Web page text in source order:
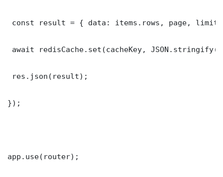
const result = { data: items.rows, page,
await redisCache.set(cacheKey,
res.json(result);
});
app.use(router);